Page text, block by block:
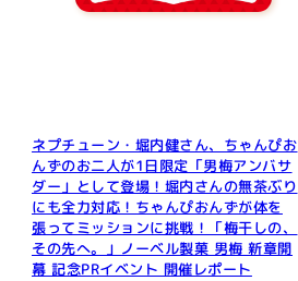
ネプチューン・堀内健さん、ちゃんぴお
んずのお二人が1日限定「男梅アンバサ
ダー」として登場！堀内さんの無茶ぶり
にも全力対応！ちゃんぴおんずが体を
張ってミッションに挑戦！「梅干しの、
その先へ。」ノーベル製菓 男梅 新章開
幕 記念PRイベント 開催レポート